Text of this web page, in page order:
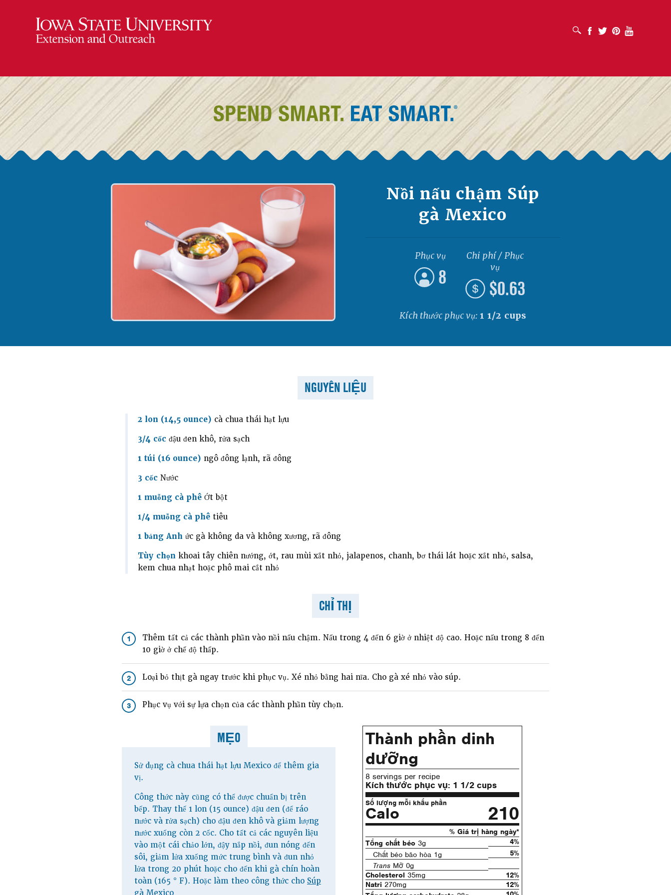
MỞ HỘP TÌM KIẾM Facebook
Twitter PinterestYoutube
Nồi nấu chậm Súp
gà Mexico
Phục vụ
8
Chi phí / Phục
vụ
$0.63
Kích thước phục vụ: 1 1/2 cups
NGUYÊN LIỆU
2 lon (14,5 ounce) cà chua thái hạt lựu
3/4 cốc đậu đen khô, rửa sạch
1 túi (16 ounce) ngô đông lạnh, rã đông
3 cốc Nước
1 muỗng cà phê Ớt bột
1/4 muỗng cà phê tiêu
1 bảng Anh ức gà không da và không xương, rã đông
Tùy chọn khoai tây chiên nướng, ớt, rau mùi xắt nhỏ, jalapenos, chanh, bơ thái lát hoặc xắt nhỏ, salsa,
kem chua nhạt hoặc phô mai cắt nhỏ
CHỈ THỊ
1
Thêm tất cả các thành phần vào nồi nấu chậm. Nấu trong 4 đến 6 giờ ở nhiệt độ cao. Hoặc nấu trong 8 đến
10 giờ ở chế độ thấp.
2 Loại bỏ thịt gà ngay trước khi phục vụ. Xé nhỏ bằng hai nĩa. Cho gà xé nhỏ vào súp.
3 Phục vụ với sự lựa chọn của các thành phần tùy chọn.
MẸO
Sử dụng cà chua thái hạt lựu Mexico để thêm gia
vị.
Công thức này cũng có thể được chuẩn bị trên
bếp. Thay thế 1 lon (15 ounce) đậu đen (để ráo
nước và rửa sạch) cho đậu đen khô và giảm lượng
nước xuống còn 2 cốc. Cho tất cả các nguyên liệu
vào một cái chảo lớn, đậy nắp nồi, đun nóng đến
sôi, giảm lửa xuống mức trung bình và đun nhỏ
lửa trong 20 phút hoặc cho đến khi gà chín hoàn
toàn (165 ° F). Hoặc làm theo công thức cho Súp
Thành phần dinh
dưỡng
8 servings per recipe
Kích thước phục vụ: 1 1/2 cups
Số lượng mỗi khẩu phần
Calo 210
% Giá trị hàng ngày*
Tổng chất béo 3g
4%
Chất béo bão hòa 1g
5%
Trans Mỡ 0g
Cholesterol 35mg
12%
Natri 270mg
12%